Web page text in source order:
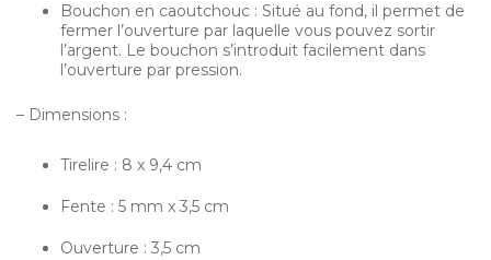
Bouchon en caoutchouc : Situé au fond, il permet de
fermer l’ouverture par laquelle vous pouvez sortir
l’argent. Le bouchon s’introduit facilement dans
l’ouverture par pression.
– Dimensions :
Tirelire : 8 x 9,4 cm
Fente : 5 mm x 3,5 cm
Ouverture : 3,5 cm